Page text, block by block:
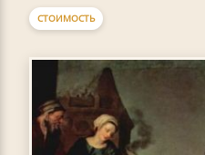
СТОИМОСТЬ